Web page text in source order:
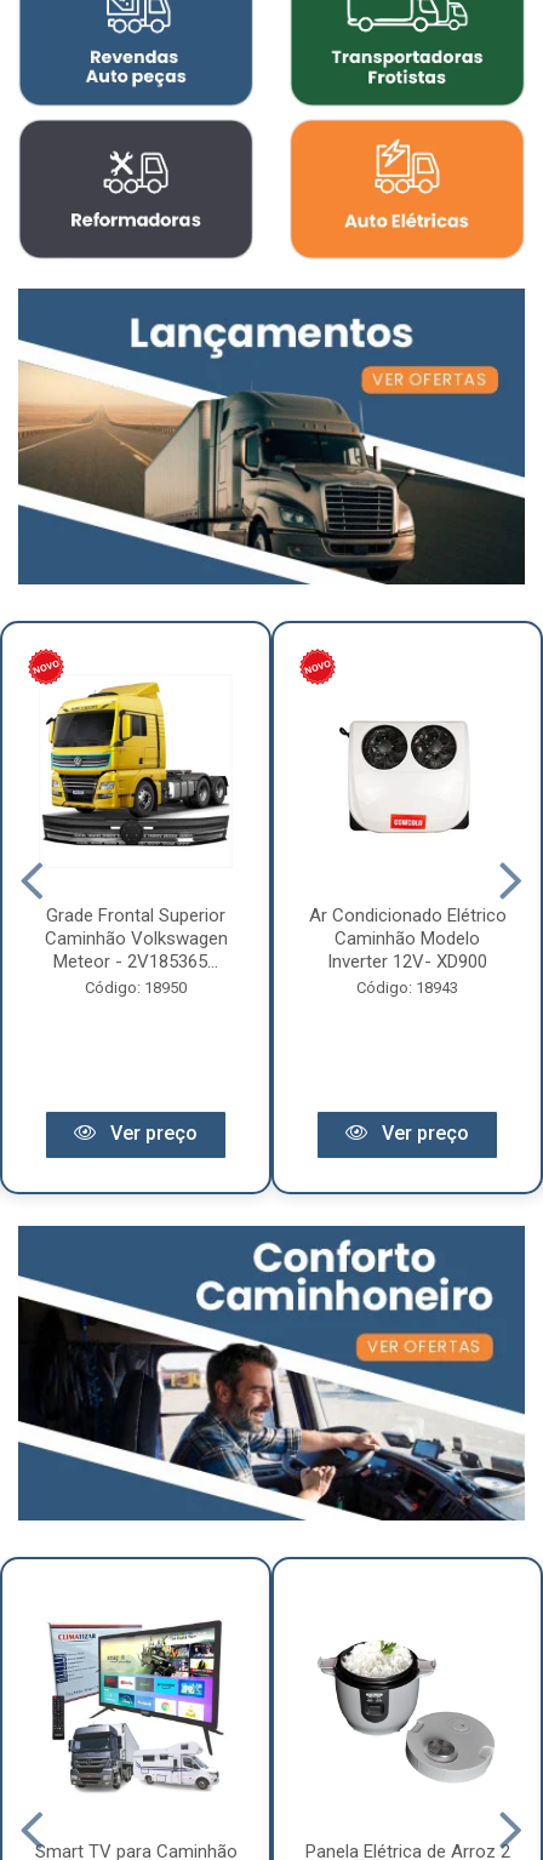
Grade Frontal Superior
Caminhão Volkswagen
Meteor - 2V185365...
Código: 18950
Ver preço
Ar Condicionado Elétrico
Caminhão Modelo
Inverter 12V- XD900
Código: 18943
Ver preço
Smart TV para Caminhão
Panela Elétrica de Arroz 2